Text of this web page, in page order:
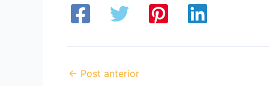
← Post anterior